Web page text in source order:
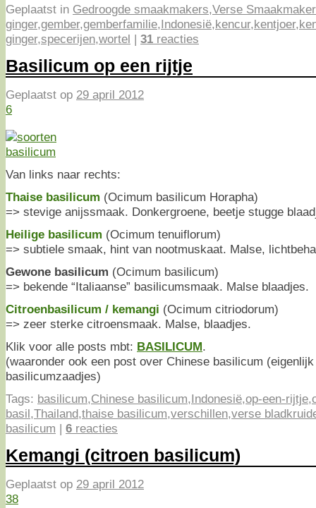
Geplaatst in Gedroogde smaakmakers,Verse
ginger,gember,gemberfamilie,Indonesië,kencur,kentjoer,
ginger,specerijen,wortel | 31 reacties
Basilicum op een rijtje
Geplaatst op 29 april 2012
6
Van links naar rechts:
Thaise basilicum (Ocimum basilicum Horapha)
=> stevige anijssmaak. Donkergroene, beetje stugge
Heilige basilicum (Ocimum tenuiflorum)
=> subtiele smaak, hint van nootmuskaat. Malse,
Gewone basilicum (Ocimum basilicum)
=> bekende “Italiaanse” basilicumsmaak. Malse blaadjes.
Citroenbasilicum / kemangi (Ocimum citriodorum)
=> zeer sterke citroensmaak. Malse, blaadjes.
Klik voor alle posts mbt: BASILICUM.
(waaronder ook een post over Chinese basilicum
basilicumzaadjes)
Tags: basilicum,Chinese basilicum,Indonesië,op-een-rijtje,
basil,Thailand,thaise basilicum,verschillen,verse
basilicum | 6 reacties
Kemangi (citroen basilicum)
Geplaatst op 29 april 2012
38